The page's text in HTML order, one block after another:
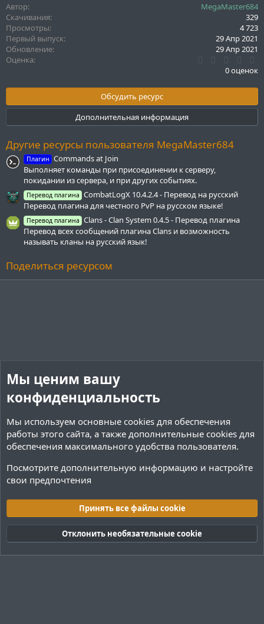
ц
и
и
:
Автор
MegaMaster684
Скачивания
329
Просмотры
4 723
Первый выпуск
29 Апр 2021
Обновление
29 Апр 2021
Оценка
0
0
в
ё
з
0 оценок
Обсудить ресурс
Дополнительная информация
Другие ресурсы пользователя MegaMaster684
Плагин Commands at Join
Выполняет команды при присоединении к серверу,
покидании из сервера, и при других событиях.
Перевод плагина CombatLogX 10.4.2.4 - Перевод на русский
Перевод плагина для честного PvP на русском языке!
Перевод плагина Clans - Clan System 0.4.5 - Перевод плагина
Перевод всех сообщений плагина Clans и возможность
называть кланы на русский язык!
Поделиться ресурсом
Cookies Тёмная (2020)
Русский (RU)
Обратная связь
Условия и правила
Политика конфиденциальности
Помощь
R
Мы ценим вашу
конфиденциальность
Мы используем основные cookies для обеспечения
работы этого сайта, а также дополнительные cookies для
обеспечения максимального удобства пользователя.
Посмотрите дополнительную информацию и настройте
свои предпочтения
Принять все файлы cookie
Отклонить необязательные cookie